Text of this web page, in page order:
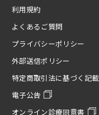
利用規約
よくあるご質問
プライバシーポリシー
外部送信ポリシー
特定商取引法に基づく記載
電子公告
オンライン診療同意書